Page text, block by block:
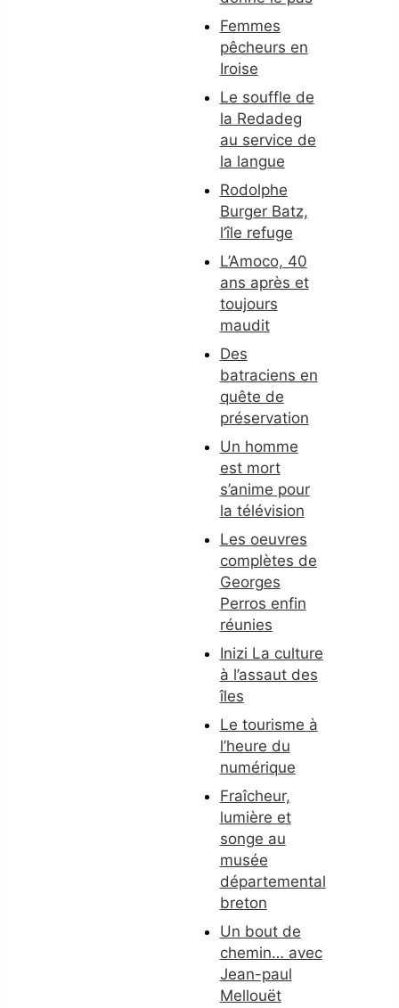
Femmes
pêcheurs en
Iroise
Le souffle de
la Redadeg
au service de
la langue
Rodolphe
Burger Batz,
l’île refuge
L’Amoco, 40
ans après et
toujours
maudit
Des
batraciens en
quête de
préservation
Un homme
est mort
s’anime pour
la télévision
Les oeuvres
complètes de
Georges
Perros enfin
réunies
Inizi La culture
à l’assaut des
îles
Le tourisme à
l’heure du
numérique
Fraîcheur,
lumière et
songe au
musée
départemental
breton
Un bout de
chemin… avec
Jean-paul
Mellouët